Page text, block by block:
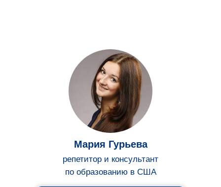
Мария Гурьева
репетитор и консультант
по образованию в США